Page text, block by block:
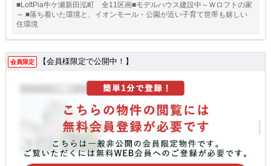
■LoftPia牛ケ瀬新田泓町 全11区画■モデルハウス建設中～Ｗロフトの家
～ ■落ち着いた環境と、イオンモール・公園が近い子育て世帯も嬉しい
住環境
会員限定 【会員様限定で公開中！】